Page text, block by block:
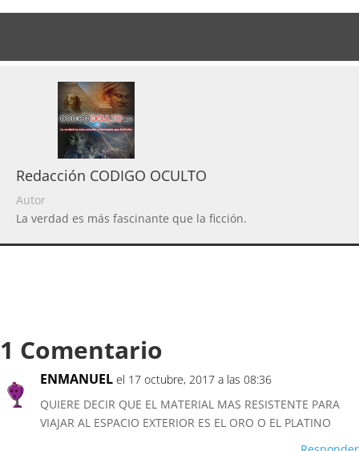
Redacción CODIGO OCULTO
Autor
La verdad es más fascinante que la ficción.
1 Comentario
ENMANUEL el 17 octubre, 2017 a las 08:36
QUIERE DECIR QUE EL MATERIAL MAS RESISTENTE PARA
VIAJAR AL ESPACIO EXTERIOR ES EL ORO O EL PLATINO